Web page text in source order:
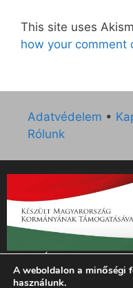
This site uses
how your comment
Adatvédelem •
Rólunk
„Az Új Ember
támogatását az
A weboldalon a minőségi
használunk.